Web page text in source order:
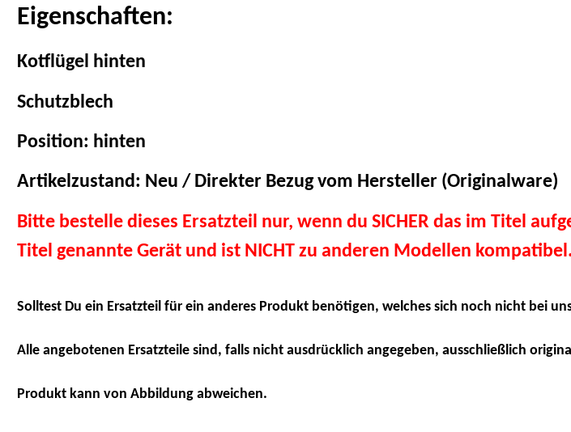
Eigenschaften:
Kotflügel hinten
Schutzblech
Position: hinten
Artikelzustand: Neu / Direkter Bezug vom Hersteller (Originalware)
Bitte bestelle dieses Ersatzteil nur, wenn du SICHER das im Titel
Titel genannte Gerät und ist NICHT zu anderen Modellen
Solltest Du ein Ersatzteil für ein anderes Produkt benötigen, welches sich noch nicht bei
Alle angebotenen Ersatzteile sind, falls nicht ausdrücklich angegeben, ausschließlich
Produkt kann von Abbildung abweichen.